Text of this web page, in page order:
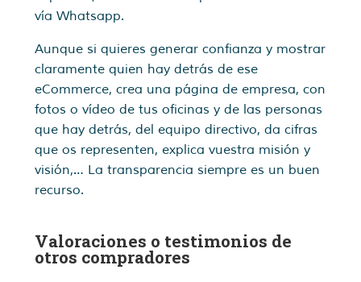
vía Whatsapp.
Aunque si quieres generar confianza y mostrar
claramente quien hay detrás de ese
eCommerce, crea una página de empresa, con
fotos o vídeo de tus oficinas y de las personas
que hay detrás, del equipo directivo, da cifras
que os representen, explica vuestra misión y
visión,… La transparencia siempre es un buen
recurso.
Valoraciones o testimonios de
otros compradores